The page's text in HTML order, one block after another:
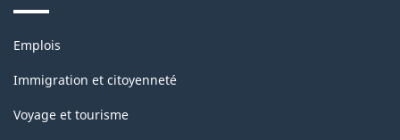
Thèmes
sujets
Emplois
Immigration et citoyenneté
Voyage et tourisme